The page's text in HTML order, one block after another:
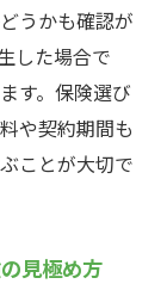
うかも確認が
した場合で
す。保険選び
や契約期間も
ことが大切で
見極め方